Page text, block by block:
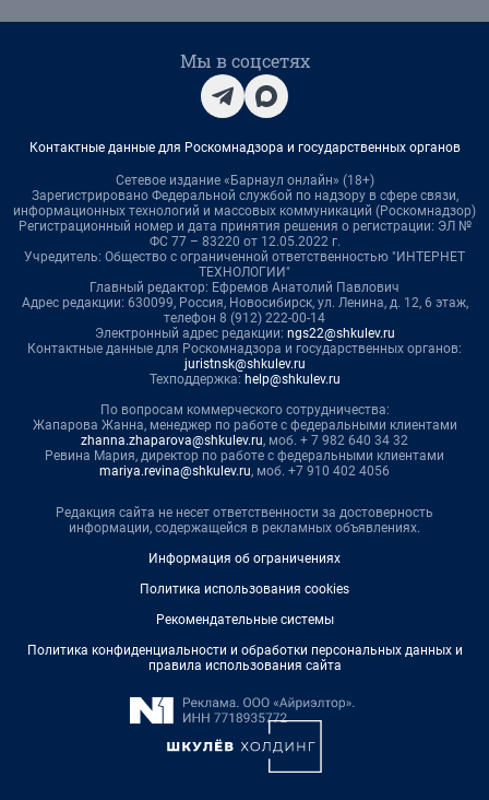
Мы в соцсетях
Контактные данные для Роскомнадзора и государственных органов
Сетевое издание «Барнаул онлайн» (18+)
Зарегистрировано Федеральной службой по надзору в сфере связи,
информационных технологий и массовых коммуникаций (Роскомнадзор)
Регистрационный номер и дата принятия решения о регистрации: ЭЛ №
ФС 77 – 83220 от 12.05.2022 г.
Учредитель: Общество с ограниченной ответственностью "ИНТЕРНЕТ
ТЕХНОЛОГИИ"
Главный редактор: Ефремов Анатолий Павлович
Адрес редакции: 630099, Россия, Новосибирск, ул. Ленина, д. 12, 6 этаж,
телефон 8 (912) 222-00-14
Электронный адрес редакции: ngs22@shkulev.ru
Контактные данные для Роскомнадзора и государственных органов:
juristnsk@shkulev.ru
Техподдержка: help@shkulev.ru
По вопросам коммерческого сотрудничества:
Жапарова Жанна, менеджер по работе с федеральными клиентами
zhanna.zhaparova@shkulev.ru, моб. + 7 982 640 34 32
Ревина Мария, директор по работе с федеральными клиентами
mariya.revina@shkulev.ru, моб. +7 910 402 4056
Редакция сайта не несет ответственности за достоверность
информации, содержащейся в рекламных объявлениях.
Информация об ограничениях
Политика использования cookies
Рекомендательные системы
Политика конфиденциальности и обработки персональных данных и
правила использования сайта